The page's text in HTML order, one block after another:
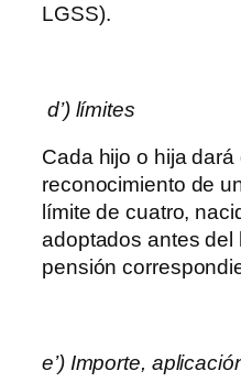
LGSS).
d’) límites
Cada hijo o hija dará
reconocimiento de
límite de cuatro,
adoptados antes
pensión
e’) Importe,